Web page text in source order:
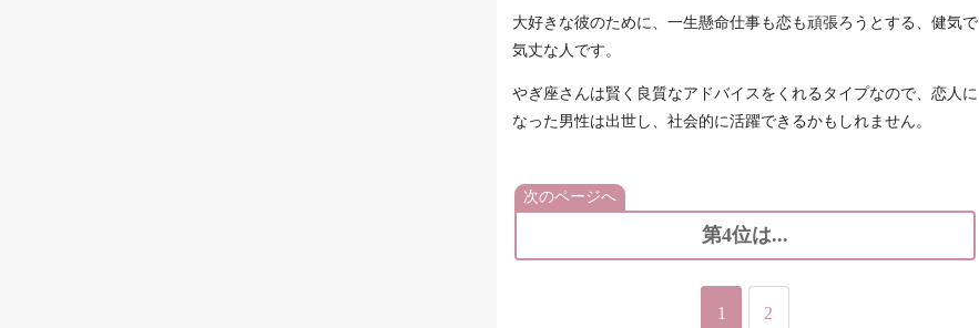
大好きな彼のために、一生懸命仕事も恋も頑張ろうとする、健気で
気丈な人です。
やぎ座さんは賢く良質なアドバイスをくれるタイプなので、恋人に
なった男性は出世し、社会的に活躍できるかもしれません。
次のページへ
第4位は...
1 2